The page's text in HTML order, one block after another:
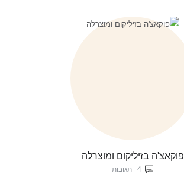
פוקאצ'ה בזיליקום ומוצרלה
4 תגובות